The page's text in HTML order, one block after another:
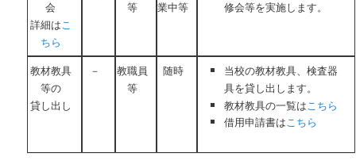
会
詳細は こ
ちら
等
業中等
修会等を実施します。
教材教具
等の
貸し出し
－
教職員
等
随時
当校の教材教具、検査器
具を貸し出します。
教材教具の一覧はこちら
借用申請書は こちら